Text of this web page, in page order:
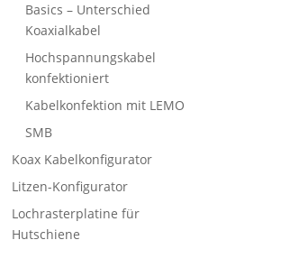
Basics – Unterschied
Koaxialkabel
Hochspannungskabel
konfektioniert
Kabelkonfektion mit LEMO
SMB
Koax Kabelkonfigurator
Litzen-Konfigurator
Lochrasterplatine für
Hutschiene